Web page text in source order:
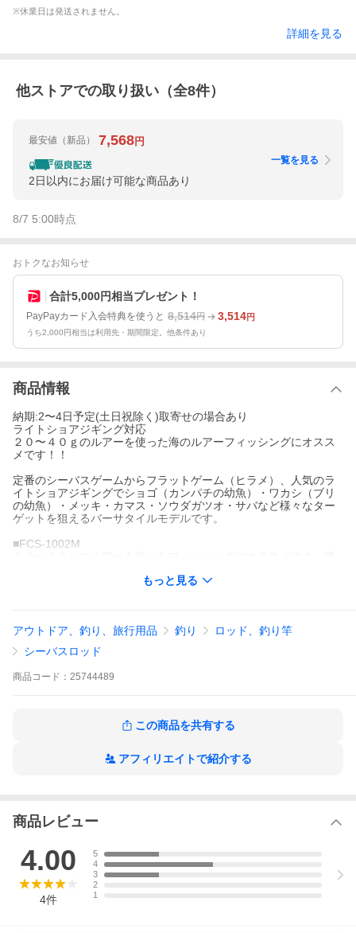
※休業日は発送されません。
詳細を見る
他ストアでの取り扱い（全8件）
最安値 （新品） 7,568円
2日以内にお届け可能な商品あり
一覧を見る
8/7 5:00時点
おトクなお知らせ
合計5,000円相当プレゼント！
PayPayカード入会特典を使うと 8,514円 3,514円
うち2,000円相当は利用先・期間限定。他条件あり
商品情報
納期:2〜4日予定(土日祝除く)取寄せの場合あり
ライトショアジギング対応
２０〜４０ｇのルアーを使った海のルアーフィッシングにオスス
メです！！
定番のシーバスゲームからフラットゲーム（ヒラメ）、人気のラ
イトショアジギングでショゴ（カンパチの幼魚）・ワカシ（ブリ
の幼魚）・メッキ・カマス・ソウダガツオ・サバなど様々なター
ゲットを狙えるバーサタイルモデルです。
■FCS-1002M
揮。ジグを使用してサバやサゴシといった小型青物狙いのライト
■ルアー(ｇ):15-42
■ライン(lb):8-20
■ライン(PE):0.8-2.5
■アクション:RF
ては、当社及び取引先の在庫状況を反映致して
おります。また他の当社WEBサイトと在庫を
より当社在庫又はお取り寄せにてご用意させて
いただいております。万一当社メーカー共に在
庫欠品の場合には、ご連絡の上キャンセルさせ
ていただく事がありますので予めご了承いただ
きます様お願い致します。
もっと見る
アウトドア、釣り、旅行用品 釣り
ロッド、釣り竿
シーバスロッド
商品 コード： 25744489
この商品を共有する
アフィリエイトで紹介する
商品レビュー
4.00
4件
5
4
3
2
1